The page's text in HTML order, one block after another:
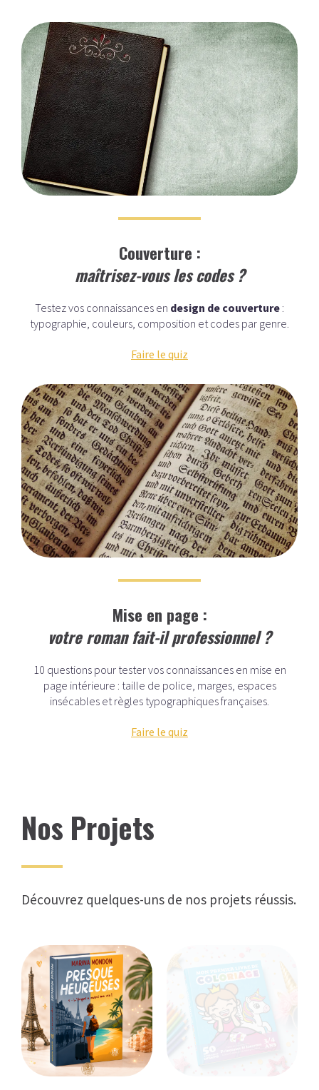
Couverture :
maîtrisez-vous les codes ?
Testez vos connaissances en design de couverture :
typographie, couleurs, composition et codes par genre.
Faire le quiz
Mise en page :
votre roman fait-il professionnel ?
10 questions pour tester vos connaissances en mise en
page intérieure : taille de police, marges, espaces
insécables et règles typographiques françaises.
Faire le quiz
Nos Projets
Découvrez quelques-uns de nos projets réussis.